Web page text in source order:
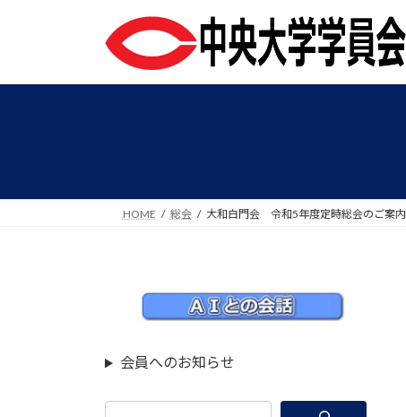
プ
動
HOME 総会 大和白門会 令和5年度定時総会のご案内
会員へのお知らせ